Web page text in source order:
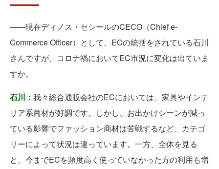
――現在ディノス・セシールのCECO（Chief e-
Commerce Officer）として、ECの統括をされている石川
さんですが、コロナ禍においてEC市況に変化は出ていま
すか。
石川： 我々総合通販会社のECにおいては、家具やインテ
リア系商材が好調です。しかし、お出かけシーンが減っ
ている影響でファッション商材は苦戦するなど、カテゴ
リーによって状況は違っています。一方、全体を見る
と、今までECを頻度高く使っていなかった方の利用も増